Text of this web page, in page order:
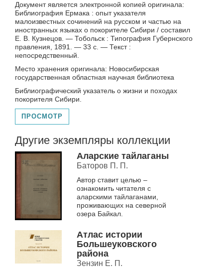
Документ является электронной копией оригинала:
Библиография Ермака : опыт указателя
малоизвестных сочинений на русском и частью на
иностранных языках о покорителе Сибири / составил
Е. В. Кузнецов. — Тобольск : Типография Губернского
правления, 1891. — 33 с. — Текст :
непосредственный.
Место хранения оригинала: Новосибирская
государственная областная научная библиотека
Библиографический указатель о жизни и походах
покорителя Сибири.
ПРОСМОТР
Другие экземпляры коллекции
Аларские тайлаганы
Баторов П. П.
Автор ставит целью –
ознакомить читателя с
аларскими тайлаганами,
проживающих на северной
озера Байкал.
Атлас истории
Большеуковского
района
Зензин Е. П.